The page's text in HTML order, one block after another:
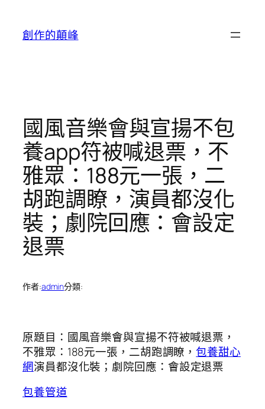
創作的顛峰
國風音樂會與宣揚不包
養app符被喊退票，不
雅眾：188元一張，二
胡跑調瞭，演員都沒化
裝；劇院回應：會設定
退票
作者:admin分類:
原題目：國風音樂會與宣揚不符被喊退票，
不雅眾：188元一張，二胡跑調瞭，包養甜心
網演員都沒化裝；劇院回應：會設定退票
包養管道